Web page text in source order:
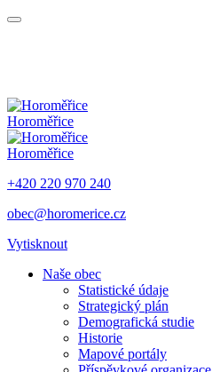
Horoměřice
Horoměřice
+420 220 970 240
obec@horomerice.cz
Vytisknout
Naše obec
Statistické údaje
Strategický plán
Demografická studie
Historie
Mapové portály